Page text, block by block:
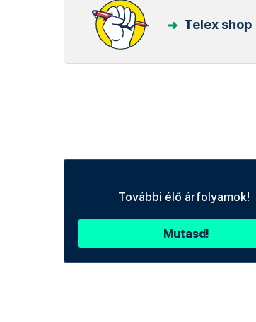
Telex shop
További élő árfolyamok!
Mutasd!